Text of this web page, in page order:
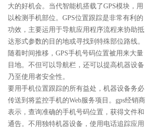
大的好机会。当代智能机搭载了GPS模块，用
以检测手机部位。GPS位置跟踪是非常有利的
功效，主要运用于导航应用程序流程来协助抵
达形式参数的目的地或寻找到特殊部位路线。
随着时间推移，GPS手机号码位置被用来大量
目地。不但可以导航栏，还可以提高机器设备
乃至使用者安全性。
要用手机位置跟踪的所有益处，机器设备务必
传送到将监控手机的Web服务项目。gps经销商
表示，查询准确的手机号码位置，获得文件和
通告。不用独特机器设备，使用电话追踪应用